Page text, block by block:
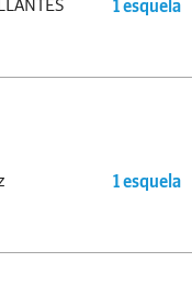
1 esquela
1 esquela